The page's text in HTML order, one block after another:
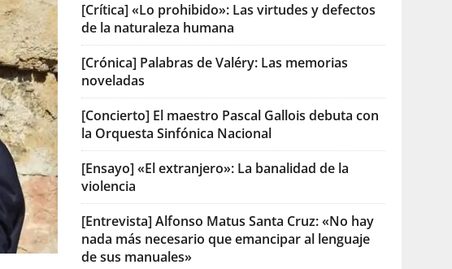
[Crítica] «Lo prohibido»: Las virtudes y defectos
de la naturaleza humana
[Crónica] Palabras de Valéry: Las memorias
noveladas
[Concierto] El maestro Pascal Gallois debuta con
la Orquesta Sinfónica Nacional
[Ensayo] «El extranjero»: La banalidad de la
violencia
[Entrevista] Alfonso Matus Santa Cruz: «No hay
nada más necesario que emancipar al lenguaje
de sus manuales»